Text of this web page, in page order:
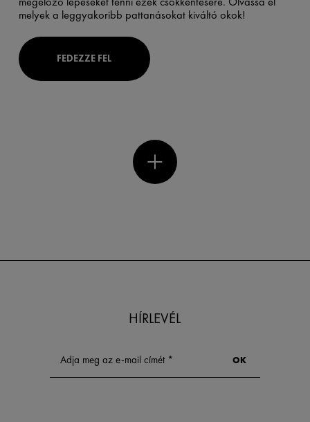
melyek a leggyakoribb pattanásokat kiváltó okok!
FEDEZZE FEL
HÍRLEVÉL